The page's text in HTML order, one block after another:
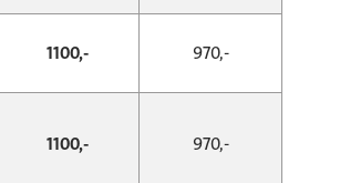
1100,- 970,-
1100,- 970,-